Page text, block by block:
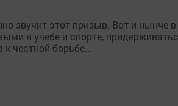
звучит этот призыв. Вот и нынче
в учебе и спорте,
честной борьбе...